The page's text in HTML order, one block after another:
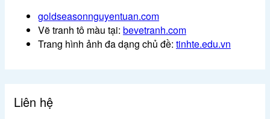
goldseasonnguyentuan.com
Vẽ tranh tô màu tại: bevetranh.com
Trang hình ảnh đa dạng chủ đề: tinhte.edu.vn
Liên hệ